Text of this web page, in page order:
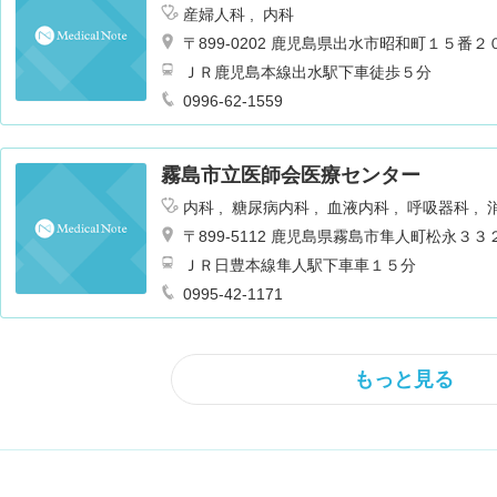
産婦人科
内科
〒899-0202 鹿児島県出水市昭和町１５番２
ＪＲ鹿児島本線出水駅下車徒歩５分
0996-62-1559
霧島市立医師会医療センター
内科 糖尿病内科 血液内科 呼吸器科
外科
脳神経外科 放射線科
リハビリテ
外科
麻酔科 泌尿器科 救急科
心臓血
神経内科
乳腺外科 呼吸器内科
〒899-5112 鹿児島県霧島市隼人町松永３３
ＪＲ日豊本線隼人駅下車車１５分
0995-42-1171
もっと見る